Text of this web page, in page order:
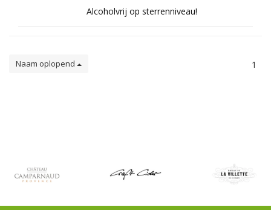
Alcoholvrij op sterrenniveau!
Naam oplopend 1